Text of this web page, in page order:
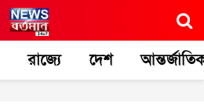
রাজ্যে দেশ